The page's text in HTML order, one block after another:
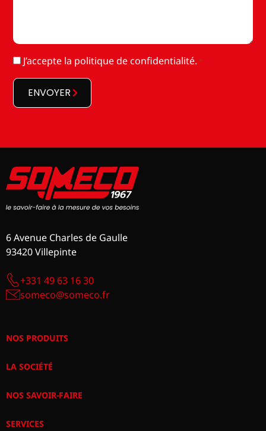
RGPD
J’accepte la politique de confidentialité. *
ENVOYER
6 Avenue Charles de Gaulle
93420 Villepinte
+331 49 63 16 30
someco@someco.fr
NOS PRODUITS
LA SOCIÉTÉ
NOS SAVOIR-FAIRE
SERVICES